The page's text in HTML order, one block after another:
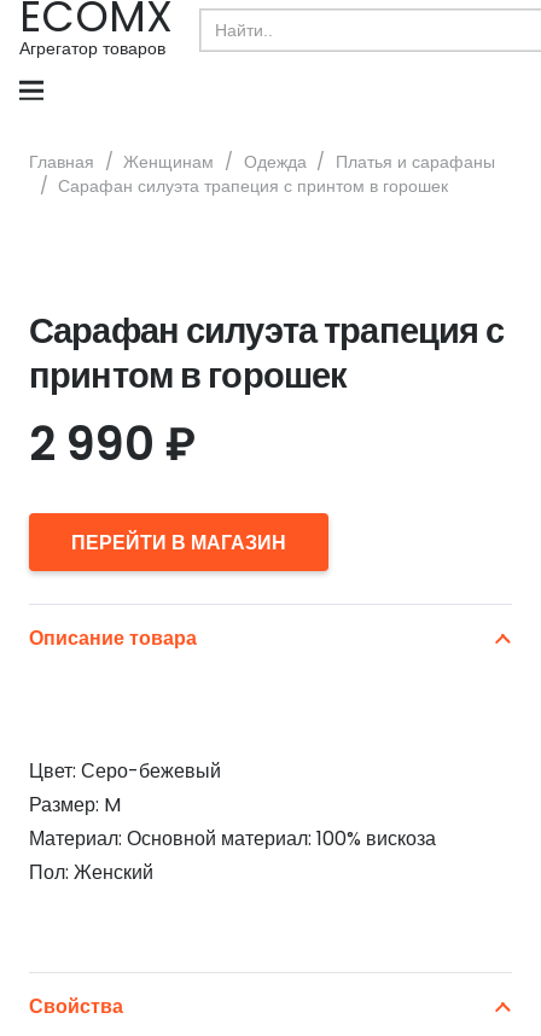
ECOMX
Агрегатор товаров
Search
for:
Главная / Женщинам / Одежда / Платья и сарафаны
/ Сарафан силуэта трапеция с принтом в горошек
Сарафан силуэта трапеция с
принтом в горошек
2 990 ₽
ПЕРЕЙТИ В МАГАЗИН
Описание товара
Цвет: Серо-бежевый
Размер: M
Материал: Основной материал: 100% вискоза
Пол: Женский
Свойства